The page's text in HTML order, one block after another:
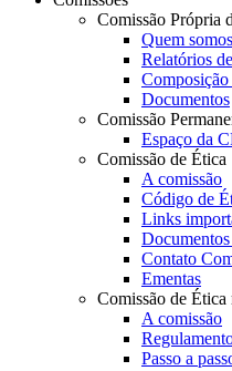
Comissão Própria
Quem somos
Relatórios
Documentos
Comissão
Espaço da
Comissão de Ética
A comissão
Código de
Links
Contato
Ementas
Comissão de
A comissão
Passo a